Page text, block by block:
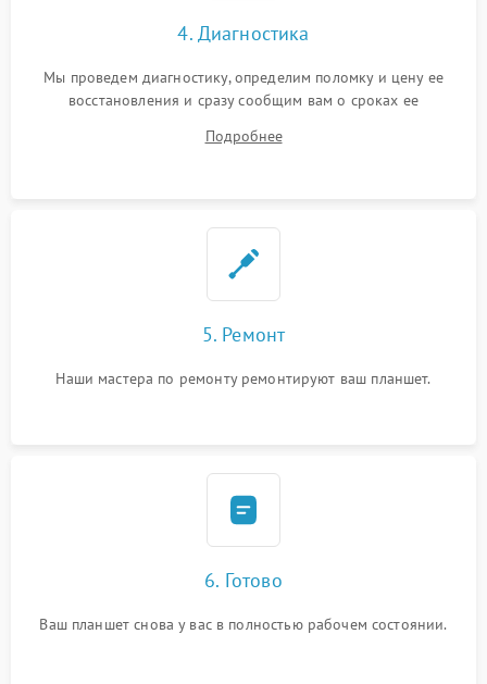
4. Диагностика
Мы проведем диагностику, определим поломку и цену ее
восстановления и сразу сообщим вам о сроках ее
Подробнее
5. Ремонт
Наши мастера по ремонту ремонтируют ваш планшет.
6. Готово
Ваш планшет снова у вас в полностью рабочем состоянии.